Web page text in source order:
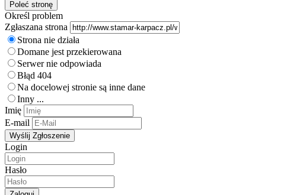
Określ problem
Zgłaszana strona
Strona nie działa
Domane jest przekierowana
Serwer nie odpowiada
Błąd 404
Na docelowej stronie są inne dane
Inny ...
Imię
E-mail
Login
Hasło